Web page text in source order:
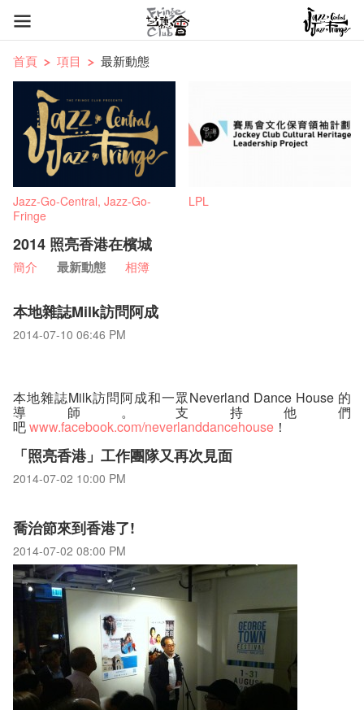
首頁 項目 最新動態
Jazz-Go-Central, Jazz-Go-
Fringe
LPL
2014 照亮香港在檳城
簡介 最新動態 相簿
本地雜誌Milk訪問阿成
2014-07-10 06:46 PM
本地雜誌Milk訪問阿成和一眾Neverland Dance House 的
導師。支持他們
吧www.facebook.com/neverlanddancehouse ！
「照亮香港」工作團隊又再次見面
2014-07-02 10:00 PM
喬治節來到香港了!
2014-07-02 08:00 PM